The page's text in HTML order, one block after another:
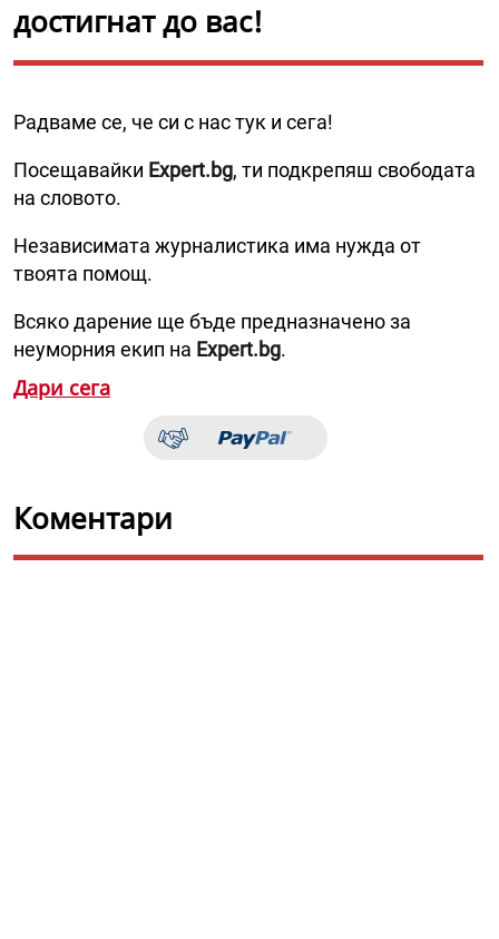
достигнат до вас!
Радваме се, че си с нас тук и сега!
Посещавайки Expert.bg, ти подкрепяш свободата
на словото.
Независимата журналистика има нужда от
твоята помощ.
Всяко дарение ще бъде предназначено за
неуморния екип на Expert.bg.
Дари сега
Коментари